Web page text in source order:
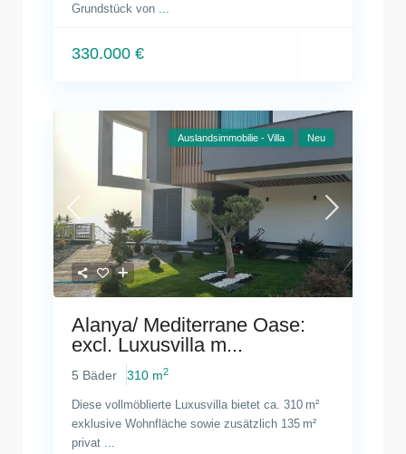
Grundstück von
330.000 €
Auslandsimmobilie - Villa Neu
Alanya/ Mediterrane Oase:
excl. Luxusvilla m...
5 Bäder 310 m2
Diese vollmöblierte Luxusvilla bietet ca. 310 m²
exklusive Wohnfläche sowie zusätzlich 135 m²
privat